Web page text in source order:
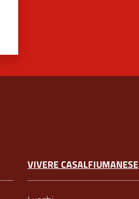
VIVERE CASALFIUMANESE